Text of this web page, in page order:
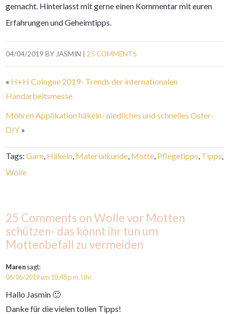
gemacht. Hinterlasst mit gerne einen Kommentar mit euren
Erfahrungen und Geheimtipps.
04/04/2019 BY JASMIN 25 COMMENTS
« H+H Cologne 2019- Trends der internationalen
Handarbeitsmesse
Möhren Applikation häkeln- niedliches und schnelles Oster-
DIY »
Tags:Garn, Häkeln, Materialkunde, Motte, Pflegetipps, Tipps,
Wolle
25 Comments on Wolle vor Motten
schützen- das könnt ihr tun um
Mottenbefall zu vermeiden
Marensagt:
06/06/2019 um 10:48 p.m. Uhr
Hallo Jasmin 🙂
Danke für die vielen tollen Tipps!